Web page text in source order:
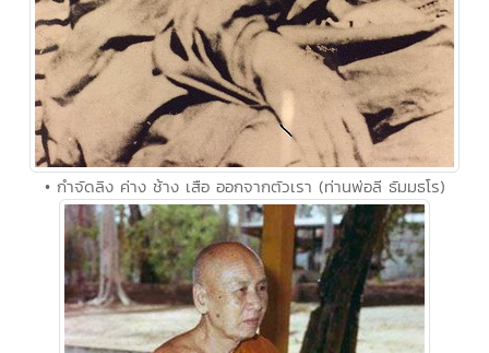
• กำจัดลิง ค่าง ช้าง เสือ ออกจากตัวเรา (ท่านพ่อลี ธัมมธโร)